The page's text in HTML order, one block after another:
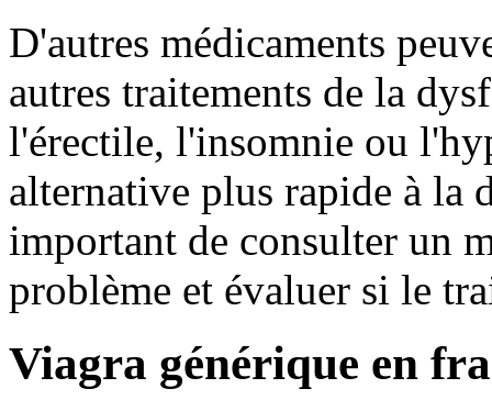
D'autres médicaments
autres traitements de la
l'érectile, l'insomnie ou
alternative plus rapide à la
important de consulter un
problème et évaluer si le
Viagra générique en